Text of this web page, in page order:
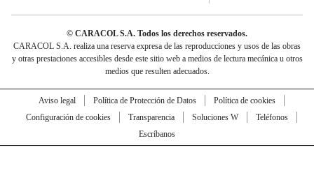
© CARACOL S.A. Todos los derechos reservados.
CARACOL S.A. realiza una reserva expresa de las reproducciones y usos de las obras
y otras prestaciones accesibles desde este sitio web a medios de lectura mecánica u otros
medios que resulten adecuados.
Aviso legal Política de Protección de Datos
Política de cookies
Configuración de cookies
Transparencia Soluciones W
Teléfonos
Escríbanos